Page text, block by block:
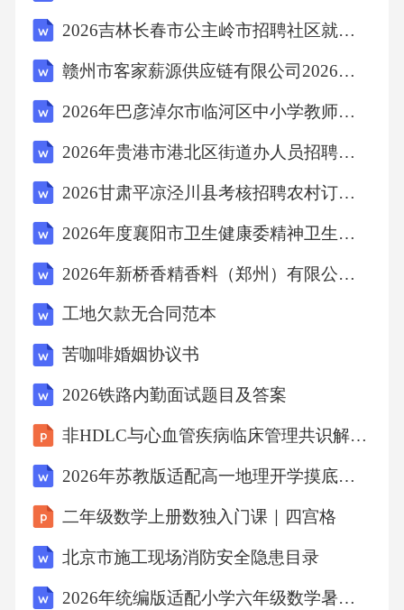
2026吉林长春市公主岭市招聘社区就业服务专员87人笔试参考题库及答案详解
赣州市客家薪源供应链有限公司2026年第2批劳务派遣人员招聘笔试备考试题及答案详解
2026年巴彦淖尔市临河区中小学教师招聘笔试参考题库及答案详解
2026年贵港市港北区街道办人员招聘笔试备考题库及答案详解
2026甘肃平凉泾川县考核招聘农村订单定向医学生和协议培养师范毕业生16人笔试备考题库及答案详解
2026年度襄阳市卫生健康委精神卫生领域编外工作人员专项招聘25人考试备考试题及答案详解
2026年新桥香精香料（郑州）有限公司招聘10人笔试备考试题及答案详解
工地欠款无合同范本
苦咖啡婚姻协议书
2026铁路内勤面试题目及答案
非HDLC与心血管疾病临床管理共识解读2026
2026年苏教版适配高一地理开学摸底卷人口城市与产业布局标准试卷第050套（含答案解析与可打印作答区）
二年级数学上册数独入门课｜四宫格
北京市施工现场消防安全隐患目录
2026年统编版适配小学六年级数学暑假衔接卷空间想象与综合证明标准试卷第298套（含答案解析与可打印作答区）